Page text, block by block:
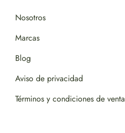
Nosotros
Marcas
Blog
Aviso de privacidad
Términos y condiciones de venta